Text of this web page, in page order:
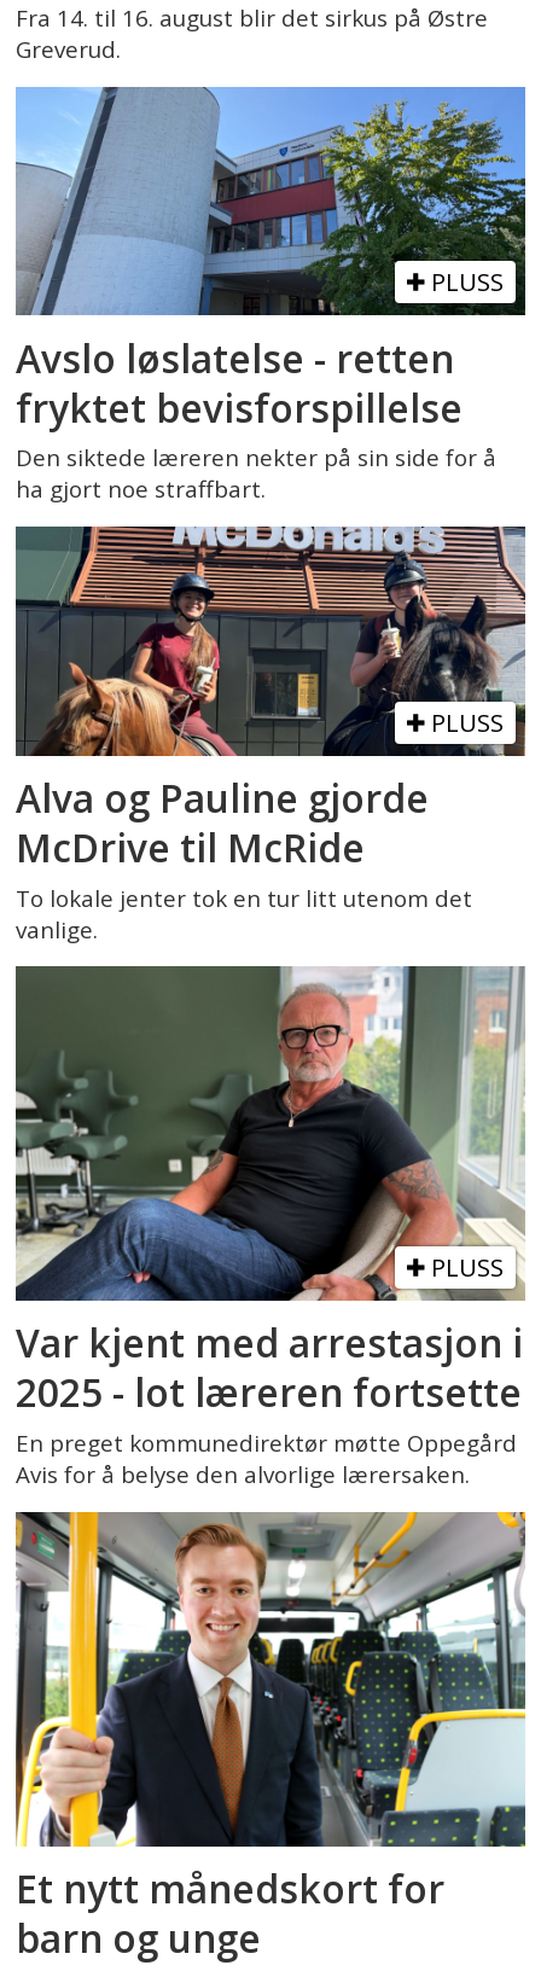
Fra 14. til 16. august blir det sirkus på Østre
Greverud.
PLUSS
Avslo løslatelse - retten
fryktet bevisforspillelse
Den siktede læreren nekter på sin side for å
ha gjort noe straffbart.
PLUSS
Alva og Pauline gjorde
McDrive til McRide
To lokale jenter tok en tur litt utenom det
vanlige.
PLUSS
Var kjent med arrestasjon i
2025 - lot læreren fortsette
En preget kommunedirektør møtte Oppegård
Avis for å belyse den alvorlige lærersaken.
Et nytt månedskort for
barn og unge